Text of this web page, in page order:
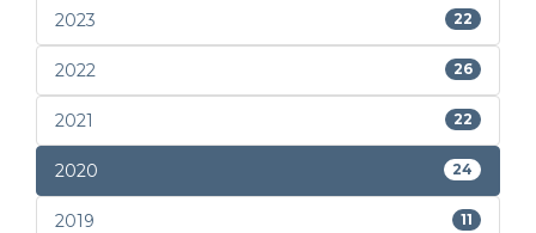
2023 22
2022 26
2021 22
2020 24
2019 11